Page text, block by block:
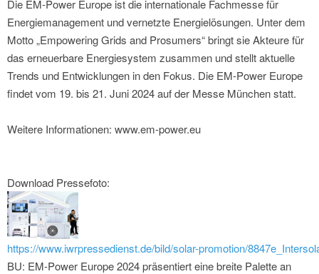
Die EM-Power Europe ist die internationale Fachmesse für
Energiemanagement und vernetzte Energielösungen. Unter dem
Motto „Empowering Grids and Prosumers“ bringt sie Akteure für
das erneuerbare Energiesystem zusammen und stellt aktuelle
Trends und Entwicklungen in den Fokus. Die EM-Power Europe
findet vom 19. bis 21. Juni 2024 auf der Messe München statt.
Weitere Informationen: www.em-power.eu
Download Pressefoto:
https://www.iwrpressedienst.de/bild/solar-promotion/
BU: EM-Power Europe 2024 präsentiert eine breite Palette an